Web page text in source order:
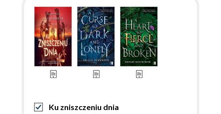
Ku zniszczeniu dnia